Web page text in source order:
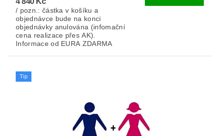
/ pozn.: částka v košíku a
objednávce bude na konci
objednávky anulována (infomační
cena realizace přes AK).
Informace od EURA ZDARMA
Tip